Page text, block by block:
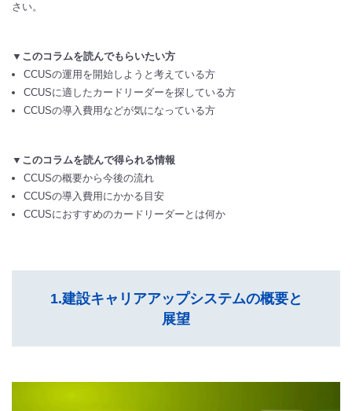
さい。
▼このコラムを読んでもらいたい方
CCUSの運用を開始しようと考えている方
CCUSに適したカードリーダーを探している方
CCUSの導入費用などが気になっている方
▼このコラムを読んで得られる情報
CCUSの概要から今後の流れ
CCUSの導入費用にかかる目安
CCUSにおすすめのカードリーダーとは何か
1.建設キャリアアップシステムの概要と
展望